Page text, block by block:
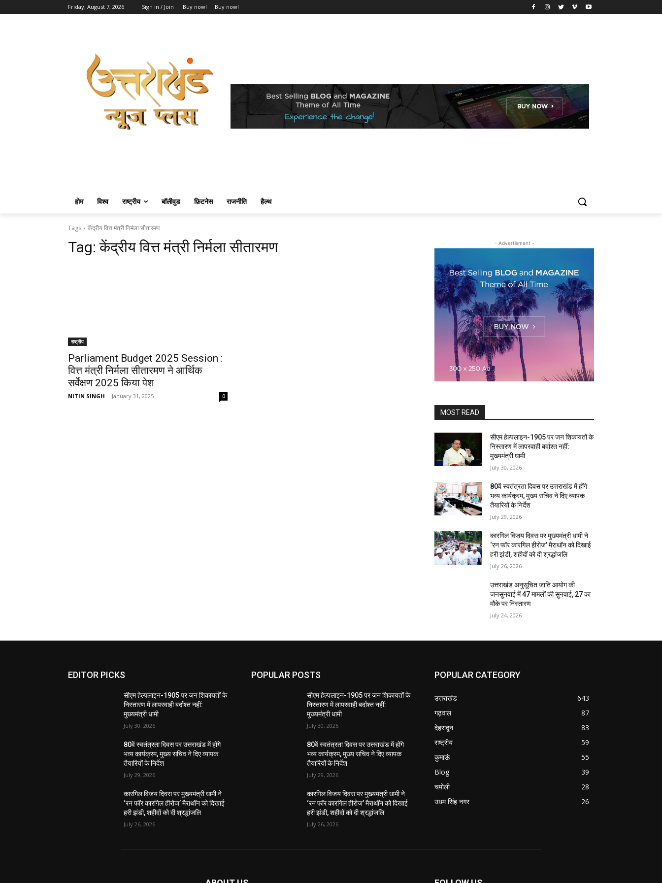
Friday, August 7, 2026 Sign in / Join Buy now! Buy now!
होम विश्व राष्ट्रीय बॉलीवुड फ़िटनेस राजनीति हैल्थ
Tags केंद्रीय वित्त मंत्री निर्मला सीतारमण
Tag:केंद्रीय वित्त मंत्री निर्मला सीतारमण
राष्ट्रीय
Parliament Budget 2025 Session :
वित्त मंत्री निर्मला सीतारमण ने आर्थिक
सर्वेक्षण 2025 किया पेश
NITIN SINGH - January 31, 2025 0
- Advertisment -
MOST READ
सीएम हेल्पलाइन-1905 पर जन शिकायतों के
निस्तारण में लापरवाही बर्दाश्त नहीं:
मुख्यमंत्री धामी
July 30, 2026
80वें स्वतंत्रता दिवस पर उत्तराखंड में होंगे
भव्य कार्यक्रम, मुख्य सचिव ने दिए व्यापक
तैयारियों के निर्देश
July 29, 2026
कारगिल विजय दिवस पर मुख्यमंत्री धामी ने
‘रन फॉर कारगिल हीरोज’ मैराथॉन को दिखाई
हरी झंडी, शहीदों को दी श्रद्धांजलि
July 26, 2026
उत्तराखंड अनुसूचित जाति आयोग की
जनसुनवाई में 47 मामलों की सुनवाई, 27 का
मौके पर निस्तारण
July 24, 2026
EDITOR PICKS
सीएम हेल्पलाइन-1905 पर जन शिकायतों के
निस्तारण में लापरवाही बर्दाश्त नहीं:
मुख्यमंत्री धामी
July 30, 2026
80वें स्वतंत्रता दिवस पर उत्तराखंड में होंगे
भव्य कार्यक्रम, मुख्य सचिव ने दिए व्यापक
तैयारियों के निर्देश
July 29, 2026
कारगिल विजय दिवस पर मुख्यमंत्री धामी ने
‘रन फॉर कारगिल हीरोज’ मैराथॉन को दिखाई
हरी झंडी, शहीदों को दी श्रद्धांजलि
July 26, 2026
POPULAR POSTS
सीएम हेल्पलाइन-1905 पर जन शिकायतों के
निस्तारण में लापरवाही बर्दाश्त नहीं:
मुख्यमंत्री धामी
July 30, 2026
80वें स्वतंत्रता दिवस पर उत्तराखंड में होंगे
भव्य कार्यक्रम, मुख्य सचिव ने दिए व्यापक
तैयारियों के निर्देश
July 29, 2026
कारगिल विजय दिवस पर मुख्यमंत्री धामी ने
‘रन फॉर कारगिल हीरोज’ मैराथॉन को दिखाई
हरी झंडी, शहीदों को दी श्रद्धांजलि
July 26, 2026
POPULAR CATEGORY
उत्तराखंड
643
गढ़वाल
87
देहरादून
83
राष्ट्रीय
59
कुमाऊं
55
Blog
39
चमोली
28
उधम सिंह नगर
26